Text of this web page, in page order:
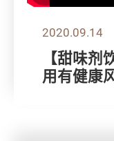
2020.09.14
【甜味
用有健康